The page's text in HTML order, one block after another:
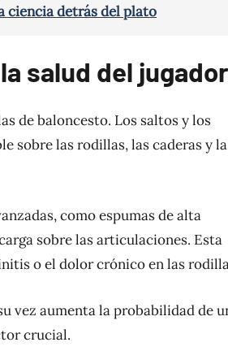
ciencia detrás del plato
salud del jugador
de baloncesto. Los saltos y los
sobre las rodillas, las caderas y la
como espumas de alta
sobre las articulaciones. Esta
o el dolor crónico en las
vez aumenta la probabilidad de
crucial.